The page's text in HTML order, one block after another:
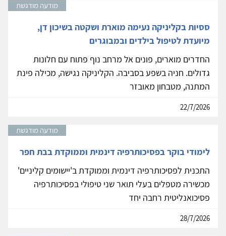
מודעה מודגשת
ססיות בקליניקה נעימה מוארת ושקטה בשיכון דן,
מיועדת לטיפול בילדים ובמבוגרים
החדרים מוארים, פונים אל מרחב נוף פתוח עם חלונות
גדולים. חניה בשפע בסביבה. הקליניקה נגישה, מכילה פינת
המתנה, מטבחון מאובזר
22/7/2026
מודעה מודגשת
לימודי בוקר בפסיכותרפיה דינמית וממוקדת בבת חפר
התכנית לפסיכותרפיה דינמית וממוקדת ב'יישומים קליניים'
מכשירה מטפלים בעלי תואר שני טיפולי בפסיכותרפיה
פסיכואנליטית רחבה יחד
28/7/2026